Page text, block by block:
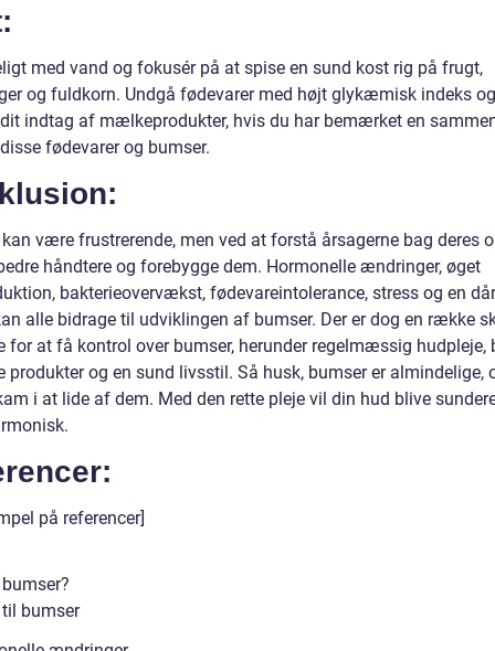
med vand og fokusér på at spise en sund kost rig på frugt,
og fuldkorn. Undgå fødevarer med højt glykæmisk indeks og
indtag af mælkeprodukter, hvis du har bemærket en
fødevarer og bumser.
være frustrerende, men ved at forstå årsagerne bag deres
håndtere og forebygge dem. Hormonelle ændringer, øget
bakterieovervækst, fødevareintolerance, stress og en
alle bidrage til udviklingen af bumser. Der er dog en række
for at få kontrol over bumser, herunder regelmæssig hudpleje,
produkter og en sund livsstil. Så husk, bumser er almindelige,
i at lide af dem. Med den rette pleje vil din hud blive
på referencer]
bumser